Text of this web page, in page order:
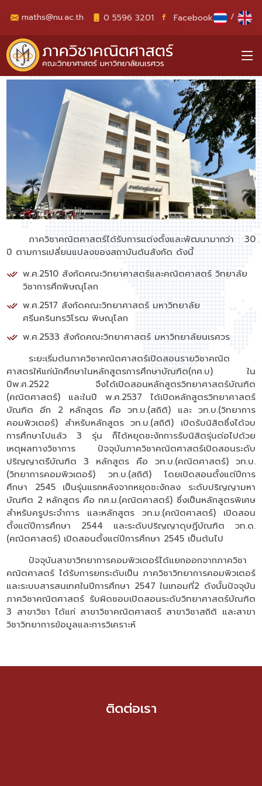
maths@nu.ac.th 0 5596 3201 Facebook /
ประวัติความเป็นมา
ภาควิชาคณิตศาสตร์ได้รับการแต่งตั้งและพัฒนามากว่า 30
ปี ตามการเปลี่ยนแปลงของสถาบันต้นสังกัด ดังนี้
พ.ศ.2510 สังกัดคณะวิทยาศาสตร์และคณิตศาสตร์ วิทยาลัย
วิชาการศึกพิษณุโลก
พ.ศ.2517 สังกัดคณะวิทยาศาสตร์ มหาวิทยาลัย
ศรีนครินทรวิโรฒ พิษณุโลก
พ.ศ.2533 สังกัดคณะวิทยาศาสตร์ มหาวิทยาลัยนเรศวร
ระยะเริ่มต้นภาควิชาคณิตศาสตร์เปิดสอนรายวิชาคณิต
ศาสตรให้แก่นักศึกษาในหลักสูตรการศึกษาบัณฑิต(กศ.บ) ใน
ปีพ.ศ.2522 จึงได้เปิดสอนหลักสูตรวิทยาศาสตร์บัณฑิต
(คณิตศาสตร์) และในปี พ.ศ.2537 ได้เปิดหลักสูตรวิทยาศาสตร์
บัณฑิต อีก 2 หลักสูตร คือ วท.บ.(สถิติ) และ วท.บ.(วิทยาการ
คอมพิวเตอร์) สำหรับหลักสูตร วท.บ.(สถิติ) เปิดรับนิสิตซึ่งได้จบ
การศึกษาไปแล้ว 3 รุ่น ก็ได้หยุดชะงักการรับนิสิตรุ่นต่อไปด้วย
เหตุผลทางวิชาการ ปัจจุบันภาควิชาคณิตศาสตร์เปิดสอนระดับ
ปริญญาตรีบัณฑิต 3 หลักสูตร คือ วท.บ.(คณิตศาสตร์) วท.บ.
(วิทยาการคอมพิวเตอร์) วท.บ.(สถิติ) โดยเปิดสอนตั้งแต่ปีการ
ศึกษา 2545 เป็นรุ่นแรกหลังจากหยุดชะงักลง ระดับปริญญามหา
บัณฑิต 2 หลักสูตร คือ กศ.ม.(คณิตศาสตร์) ซึ่งเป็นหลักสูตรพิเศษ
สำหรับครูประจำการ และหลักสูตร วท.ม.(คณิตศาสตร์) เปิดสอน
ตั้งแต่ปีการศึกษา 2544 และระดับปริญญาดุษฎีบัณฑิต วท.ด.
(คณิตศาสตร์) เปิดสอนตั้งแต่ปีการศึกษา 2545 เป็นต้นไป
ปัจจุบันสาขาวิทยาการคอมพิวเตอร์ได้แยกออกจากภาควิชา
คณิตศาสตร์ ได้รับการยกระดับเป็น ภาควิชาวิทยาการคอมพิวเตอร์
และระบบสารสนเทศในปีการศึกษา 2547 ในเทอมที่2 ดังนั้นปัจจุบัน
ภาควิชาคณิตศาสตร์ รับผิดชอบเปิดสอนระดับวิทยาศาสตร์บัณฑิต
3 สาขาวิชา ได้แก่ สาขาวิชาคณิตศาสตร์ สาขาวิชาสถิติ และสาขา
วิชาวิทยาการข้อมูลและการวิเคราะห์
ติดต่อเรา